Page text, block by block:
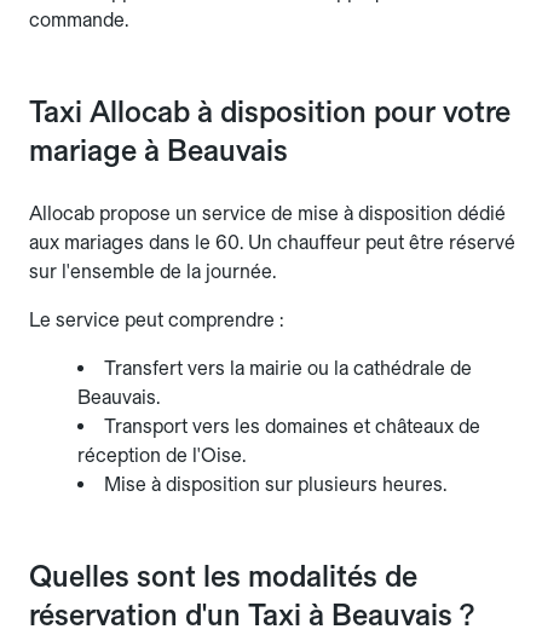
commande.
Taxi Allocab à disposition pour votre
mariage à Beauvais
Allocab propose un service de mise à disposition dédié
aux mariages dans le 60. Un chauffeur peut être réservé
sur l'ensemble de la journée.
Le service peut comprendre :
Transfert vers la mairie ou la cathédrale de
Beauvais.
Transport vers les domaines et châteaux de
réception de l'Oise.
Mise à disposition sur plusieurs heures.
Quelles sont les modalités de
réservation d'un Taxi à Beauvais ?